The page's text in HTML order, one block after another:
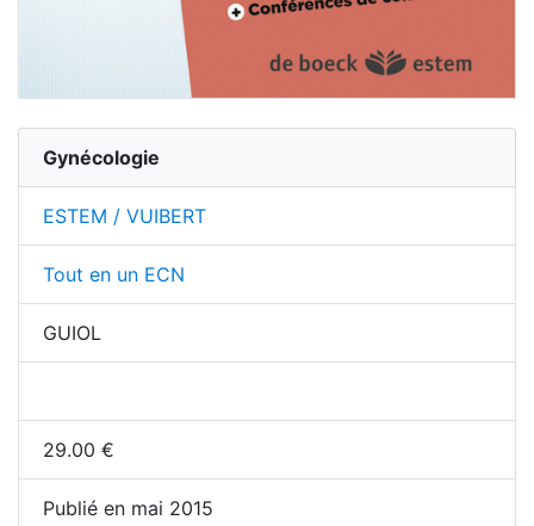
Gynécologie
ESTEM / VUIBERT
Tout en un ECN
GUIOL
29.00 €
Publié en mai 2015